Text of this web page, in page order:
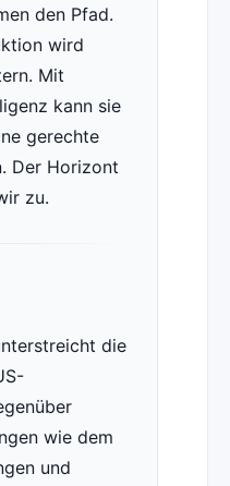
den Pfad.
wird
Mit
kann sie
gerechte
Der Horizont
zu.
die
wie dem
und